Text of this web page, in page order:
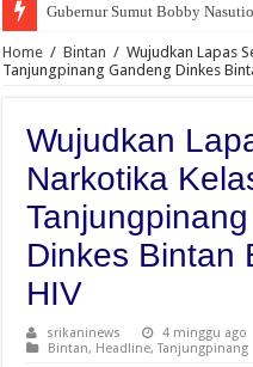
Gubernur Sumut Bobby
Narkoba Merajalela di
Home / Bintan / Wujudkan Lapas
Tanjungpinang Gandeng Dinkes
Wujudkan
Narkotika
Dinkes Bintan
HIV
srikaninews
4 minggu ago
Bintan, Headline,Tanjungpinang